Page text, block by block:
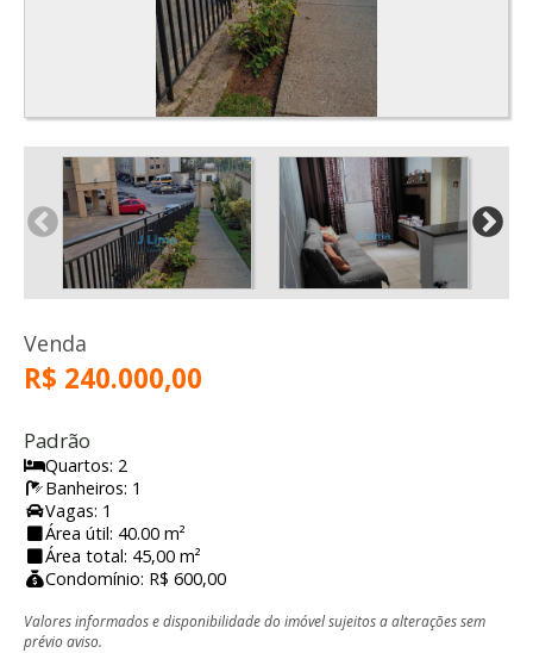
Venda
R$ 240.000,00
Padrão
Quartos: 2
Banheiros: 1
Vagas: 1
Área útil: 40.00 m²
Área total: 45,00 m²
Condomínio: R$ 600,00
Valores informados e disponibilidade do imóvel sujeitos a alterações sem
prévio aviso.